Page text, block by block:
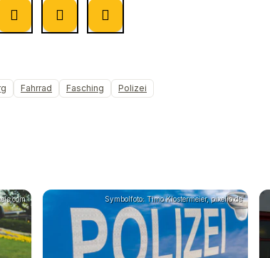
Fahrrad Fasching Polizei
Symbolfoto: Timo Klostermeier, pixelio.de